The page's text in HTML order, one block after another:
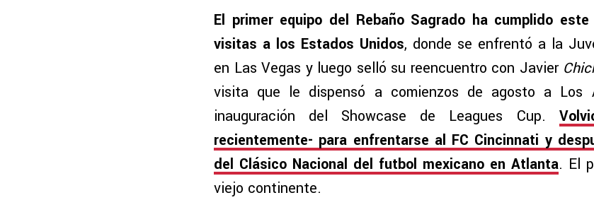
El primer equipo del Rebaño Sagrado ha cumplido
visitas a los Estados Unidos, donde se enfrentó a la
en Las Vegas y luego selló su reencuentro con Javier
visita que le dispensó a comienzos de agosto a Los
inauguración del Showcase de Leagues Cup.
recientemente- para enfrentarse al FC Cincinnati y
del Clásico Nacional del futbol mexicano en Atlanta. El
viejo continente.